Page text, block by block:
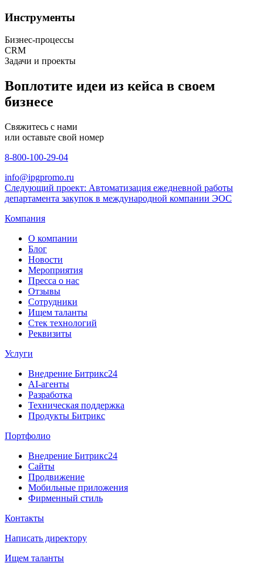
Инструменты
Бизнес-процессы
CRM
Задачи и проекты
Воплотите идеи из кейса в своем
бизнесе
Свяжитесь с нами
или оставьте свой номер
8-800-100-29-04
info@ipgpromo.ru
Следующий проект: Автоматизация ежедневной работы
департамента закупок в международной компании ЭОС
Компания
О компании
Блог
Новости
Мероприятия
Пресса о нас
Отзывы
Сотрудники
Ищем таланты
Стек технологий
Реквизиты
Услуги
Внедрение Битрикс24
AI-агенты
Разработка
Техническая поддержка
Продукты Битрикс
Портфолио
Внедрение Битрикс24
Сайты
Продвижение
Мобильные приложения
Фирменный стиль
Контакты
Написать директору
Ищем таланты